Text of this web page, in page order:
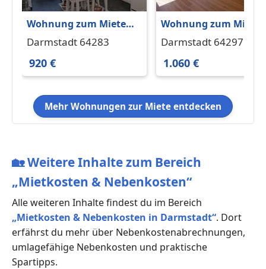
Wohnung zum Mieten
in Darmstadt 920 € 61
Darmstadt 64283
920 €
Wohnung zum Mieten
in Darmstadt 1.060 €
Darmstadt 64297
1.060 €
Mehr Wohnungen zur Miete entdecken
🏡Weitere Inhalte zum Bereich
„Mietkosten & Nebenkosten“
Alle weiteren Inhalte findest du im Bereich
„Mietkosten & Nebenkosten in Darmstadt“. Dort
erfährst du mehr über Nebenkostenabrechnungen,
umlagefähige Nebenkosten und praktische
Spartipps.